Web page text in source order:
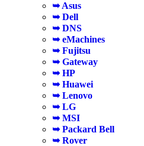
➥ Asus
➥ Dell
➥ DNS
➥ eMachines
➥ Fujitsu
➥ Gateway
➥ HP
➥ Huawei
➥ Lenovo
➥ LG
➥ MSI
➥ Packard Bell
➥ Rover